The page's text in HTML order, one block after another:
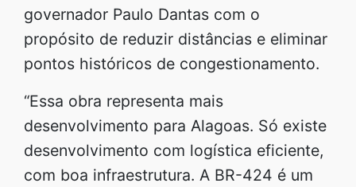
governador Paulo Dantas com o
propósito de reduzir distâncias e eliminar
pontos históricos de congestionamento.
“Essa obra representa mais
desenvolvimento para Alagoas. Só existe
desenvolvimento com logística eficiente,
com boa infraestrutura. A BR-424 é um